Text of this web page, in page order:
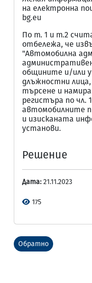
на електронна
bg.eu
По т. 1 и т.2
отбележа, че
"Автомобилна
общините и/или
длъжностни
търсене и
регистъра по чл.
автомобилните
и изисканата
установи.
Решение
Дата: 21.11.2023
175
Обратно